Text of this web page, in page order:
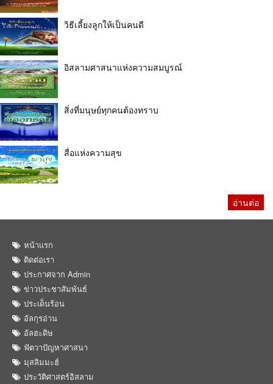
วิธีเลี้ยงลูกให้เป็นคนดี
อิสลามศาสนาแห่งความสมบูรณ์
สิ่งที่มนุษย์ทุกคนต้องทราบ
สื่อแห่งความสุข
อ่านต่อ
หน้าแรก
ติดต่อเรา
ประกาศจาก Admin
ข่าวประชาสัมพันธ์
ประเด็นร้อน
อัลกุรอ่าน
อัลฮะดิษ
ฟัตวาปัญหาศาสนา
มุสลิมมะฮ์
ประวัติศาสตร์อิสลาม